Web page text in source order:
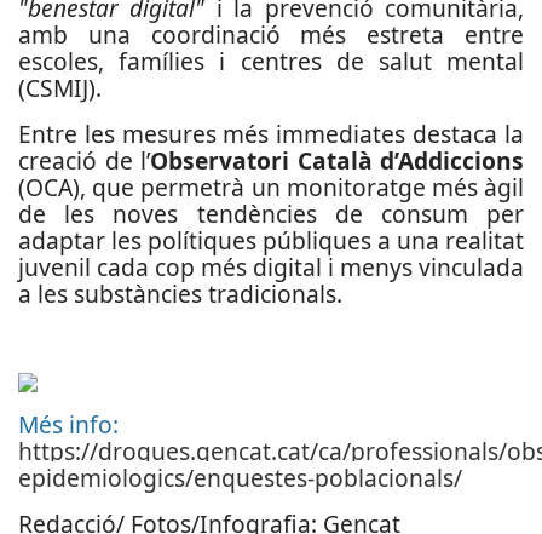
"benestar digital" i la prevenció comunitària,
amb una coordinació més estreta entre
escoles, famílies i centres de salut mental
(CSMIJ).
Entre les mesures més immediates destaca la
creació de l’Observatori Català d’Addiccions
(OCA), que permetrà un monitoratge més àgil
de les noves tendències de consum per
adaptar les polítiques públiques a una realitat
juvenil cada cop més digital i menys vinculada
a les substàncies tradicionals.
Més info:
https://drogues.gencat.cat/ca/professionals/
epidemiologics/enquestes-poblacionals/
Redacció/ Fotos/Infografia: Gencat